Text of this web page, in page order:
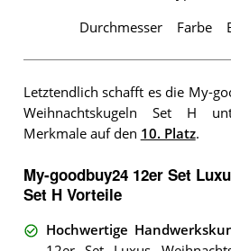
Durchmesser Farbe
Letztendlich schafft es die My-
Weihnachtskugeln Set H
Merkmale auf den 10. Platz.
My-goodbuy24 12er Set
Set H Vorteile
Hochwertige